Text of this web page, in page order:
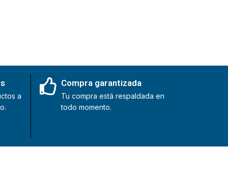
a
Compra garantizada
Tu compra está respaldada en
todo momento.